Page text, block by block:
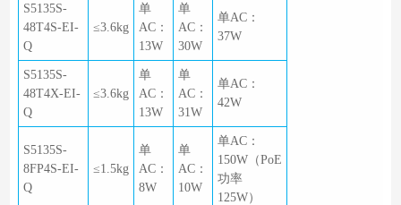
S5135S-
48T4S-EI-
Q
≤3.6kg
单
AC：
13W
单
AC：
30W
单AC：
37W
S5135S-
48T4X-EI-
Q
≤3.6kg
单
AC：
13W
单
AC：
31W
单AC：
42W
S5135S-
8FP4S-EI-
Q
≤1.5kg
单
AC：
8W
单
AC：
10W
单AC：
150W（PoE
功率
125W）